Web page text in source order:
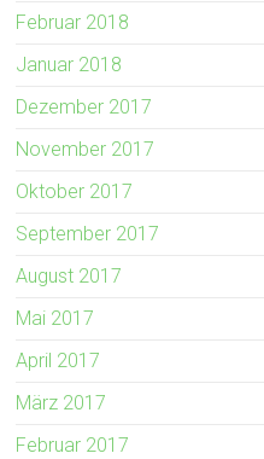
Februar 2018
Januar 2018
Dezember 2017
November 2017
Oktober 2017
September 2017
August 2017
Mai 2017
April 2017
März 2017
Februar 2017